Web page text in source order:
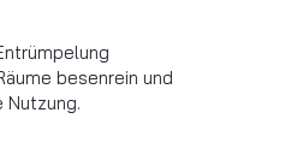
besenrein und